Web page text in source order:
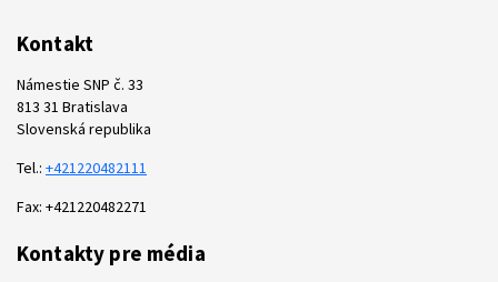
Kontakt
Námestie SNP č. 33
813 31 Bratislava
Slovenská republika
Tel.: +421220482111
Fax: +421220482271
Kontakty pre média